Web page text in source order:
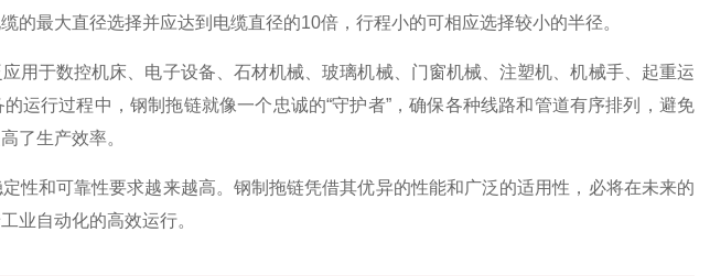
的最大直径选择并应达到电缆直径的10倍，行程小的可相应选择较小的半径。
于数控机床、电子设备、石材机械、玻璃机械、门窗机械、注塑机、机械手、起重运
运行过程中，钢制拖链就像一个忠诚的“守护者”，确保各种线路和管道有序排列，避免
了生产效率。
和可靠性要求越来越高。钢制拖链凭借其优异的性能和广泛的适用性，必将在未来的
业自动化的高效运行。